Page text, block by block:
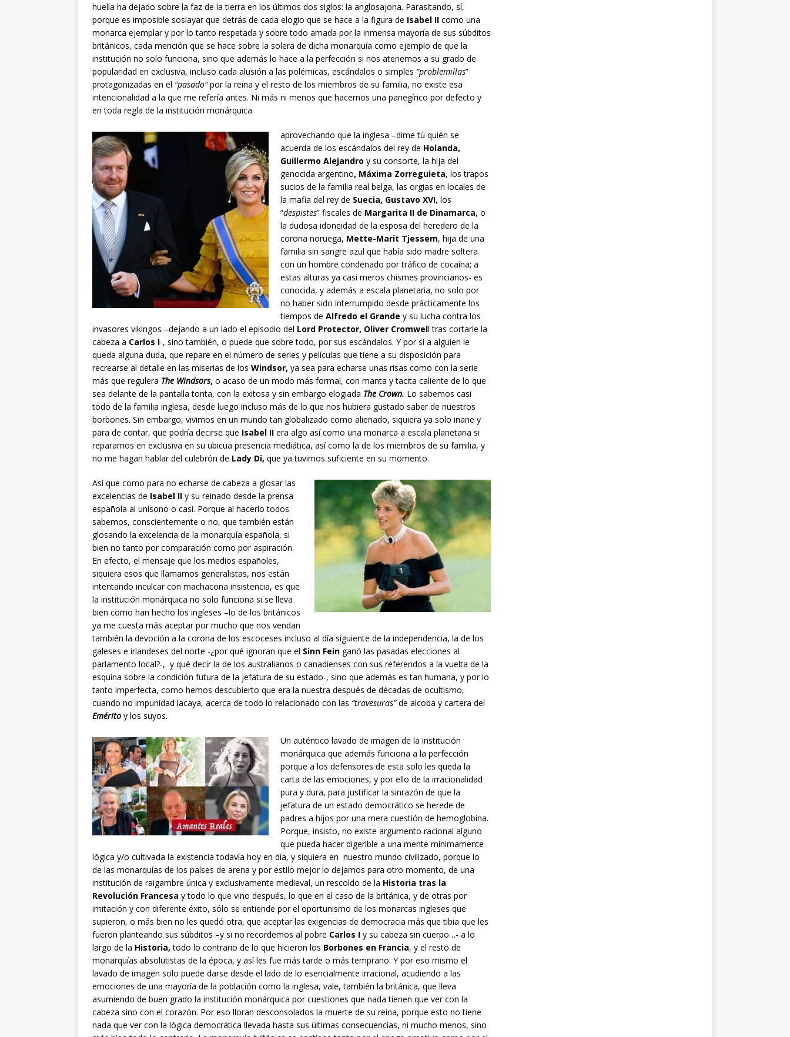
huella ha dejado sobre la faz de la tierra en los últimos dos siglos: la anglosajona. Parasitando, sí,
porque es imposible soslayar que detrás de cada elogio que se hace a la figura de Isabel II como una
monarca ejemplar y por lo tanto respetada y sobre todo amada por la inmensa mayoría de sus súbditos
británicos, cada mención que se hace sobre la solera de dicha monarquía como ejemplo de que la
institución no solo funciona, sino que además lo hace a la perfección si nos atenemos a su grado de
popularidad en exclusiva, incluso cada alusión a las polémicas, escándalos o simples “problemillas”
protagonizadas en el “pasado”por la reina y el resto de los miembros de su familia, no existe esa
intencionalidad a la que me refería antes. Ni más ni menos que hacernos una panegírico por defecto y
en toda regla de la institución monárquica
aprovechando que la inglesa –dime tú quién se
acuerda de los escándalos del rey de Holanda,
Guillermo Alejandro y su consorte, la hija del
genocida argentino, Máxima Zorreguieta, los trapos
sucios de la familia real belga, las orgias en locales de
la mafia del rey de Suecia, Gustavo XVI, los
“despistes” fiscales de Margarita II de Dinamarca, o
la dudosa idoneidad de la esposa del heredero de la
corona noruega, Mette-Marit Tjessem, hija de una
familia sin sangre azul que había sido madre soltera
con un hombre condenado por tráfico de cocaína; a
estas alturas ya casi meros chismes provincianos- es
conocida, y además a escala planetaria, no solo por
no haber sido interrumpido desde prácticamente los
tiempos de Alfredo el Grande y su lucha contra los
invasores vikingos –dejando a un lado el episodio del Lord Protector, Oliver Cromwell tras cortarle la
cabeza a Carlos I-, sino también, o puede que sobre todo, por sus escándalos. Y por si a alguien le
queda alguna duda, que repare en el número de series y películas que tiene a su disposición para
recrearse al detalle en las miserias de los Windsor, ya sea para echarse unas risas como con la serie
más que regulera The Windsors, o acaso de un modo más formal, con manta y tacita caliente de lo que
sea delante de la pantalla tonta, con la exitosa y sin embargo elogiada The Crown. Lo sabemos casi
todo de la familia inglesa, desde luego incluso más de lo que nos hubiera gustado saber de nuestros
borbones. Sin embargo, vivimos en un mundo tan globalizado como alienado, siquiera ya solo inane y
para de contar, que podría decirse que Isabel II era algo así como una monarca a escala planetaria si
reparamos en exclusiva en su ubicua presencia mediática, así como la de los miembros de su familia, y
no me hagan hablar del culebrón de Lady Di, que ya tuvimos suficiente en su momento.
Así que como para no echarse de cabeza a glosar las
excelencias de Isabel II y su reinado desde la prensa
española al unísono o casi. Porque al hacerlo todos
sabemos, conscientemente o no, que también están
glosando la excelencia de la monarquía española, si
bien no tanto por comparación como por aspiración.
En efecto, el mensaje que los medios españoles,
siquiera esos que llamamos generalistas, nos están
intentando inculcar con machacona insistencia, es que
la institución monárquica no solo funciona si se lleva
bien como han hecho los ingleses –lo de los británicos
ya me cuesta más aceptar por mucho que nos vendan
también la devoción a la corona de los escoceses incluso al día siguiente de la independencia, la de los
galeses e irlandeses del norte -¿por qué ignoran que el Sinn Fein ganó las pasadas elecciones al
parlamento local?-, y qué decir la de los australianos o canadienses con sus referendos a la vuelta de la
esquina sobre la condición futura de la jefatura de su estado-, sino que además es tan humana, y por lo
tanto imperfecta, como hemos descubierto que era la nuestra después de décadas de ocultismo,
cuando no impunidad lacaya, acerca de todo lo relacionado con las “travesuras”de alcoba y cartera del
Emérito y los suyos.
Un auténtico lavado de imagen de la institución
monárquica que además funciona a la perfección
porque a los defensores de esta solo les queda la
carta de las emociones, y por ello de la irracionalidad
pura y dura, para justificar la sinrazón de que la
jefatura de un estado democrático se herede de
padres a hijos por una mera cuestión de hemoglobina.
Porque, insisto, no existe argumento racional alguno
que pueda hacer digerible a una mente mínimamente
lógica y/o cultivada la existencia todavía hoy en día, y siquiera en nuestro mundo civilizado, porque lo
de las monarquías de los países de arena y por estilo mejor lo dejamos para otro momento, de una
institución de raigambre única y exclusivamente medieval, un rescoldo de la Historia tras la
Revolución Francesa y todo lo que vino después, lo que en el caso de la británica, y de otras por
imitación y con diferente éxito, sólo se entiende por el oportunismo de los monarcas ingleses que
supieron, o más bien no les quedó otra, que aceptar las exigencias de democracia más que tibia que les
fueron planteando sus súbditos –y si no recordemos al pobre Carlos I y su cabeza sin cuerpo…- a lo
largo de la Historia, todo lo contrario de lo que hicieron los Borbones en Francia, y el resto de
monarquías absolutistas de la época, y así les fue más tarde o más temprano. Y por eso mismo el
lavado de imagen solo puede darse desde el lado de lo esencialmente irracional, acudiendo a las
emociones de una mayoría de la población como la inglesa, vale, también la británica, que lleva
asumiendo de buen grado la institución monárquica por cuestiones que nada tienen que ver con la
cabeza sino con el corazón. Por eso lloran desconsolados la muerte de su reina, porque esto no tiene
nada que ver con la lógica democrática llevada hasta sus últimas consecuencias, ni mucho menos, sino